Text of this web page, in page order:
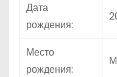
Дата
рождения:
Место
рождения: